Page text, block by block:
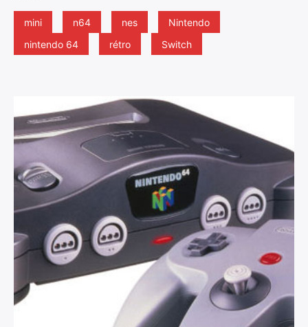
mini n64 nes
Nintendo
nintendo 64
rétro Switch